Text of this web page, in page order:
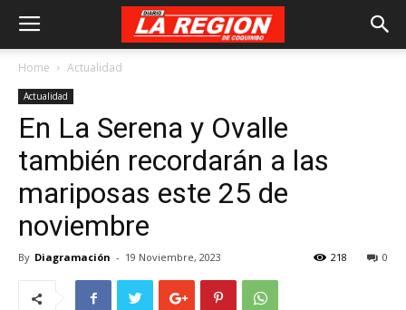
Home Actualidad
Actualidad
En La Serena y Ovalle
también recordarán a las
mariposas este 25 de
noviembre
By Diagramación - 19 Noviembre, 2023 0
218